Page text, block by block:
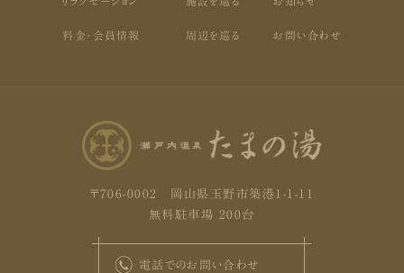
料金・会員情報 周辺を巡る お問い合わせ
〒706-0002 岡山県玉野市築港1-1-11
無料駐車場 200台
電話でのお問い合わせ